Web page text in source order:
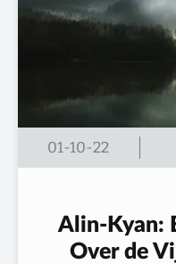
01-10-22
Alin-Kyan:
Over de